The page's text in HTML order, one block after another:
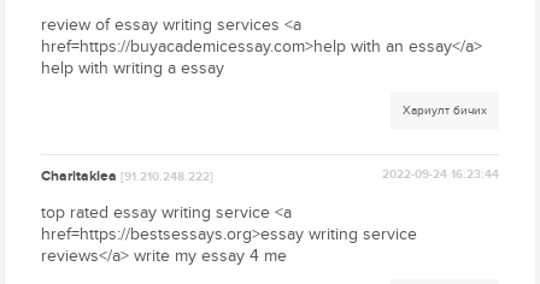
review of essay writing services <a
href=https://buyacademicessay.com>help with an essay</a>
help with writing a essay
Хариулт бичих
Charitaklea[91.210.248.222] 2022-09-24 16:23:44
top rated essay writing service <a
href=https://bestsessays.org>essay writing service
reviews</a> write my essay 4 me